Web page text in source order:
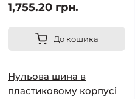
1,755.20 грн.
До кошика
Нульова шина в
пластиковому корпусі